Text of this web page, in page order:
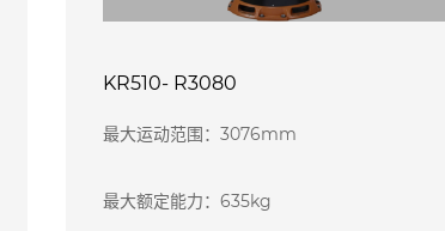
KR510- R3080
最大运动范围：3076mm
最大额定能力：635kg